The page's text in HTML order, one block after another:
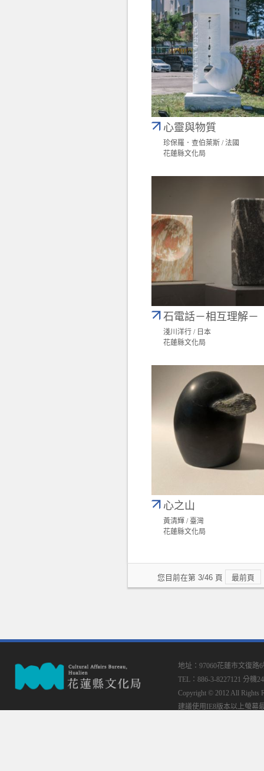
心靈與物質
珍保羅．查伯萊斯 / 法國
花蓮縣文化局
石電話－相互理解－
淺川洋行 / 日本
花蓮縣文化局
心之山
黃清輝 / 臺灣
花蓮縣文化局
您目前在第 3/46 頁 最前頁
地址：97060花蓮市文復路
TEL：886-3-8227121 分機
Copyright © 2012 All Rights
建議使用IE8版本以上螢幕